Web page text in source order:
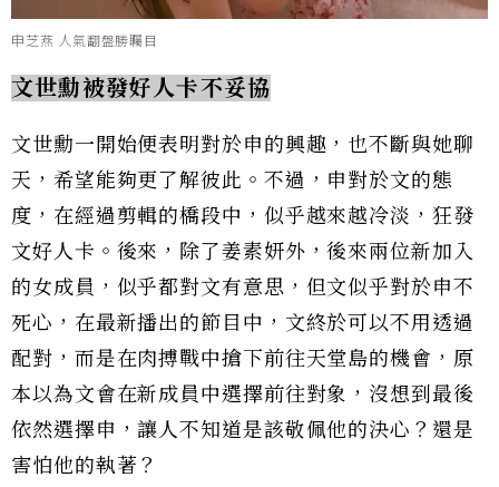
申芝燕 人氣翻盤勝矚目
文世勳被發好人卡不妥協
文世勳一開始便表明對於申的興趣，也不斷與她聊
天，希望能夠更了解彼此。不過，申對於文的態
度，在經過剪輯的橋段中，似乎越來越冷淡，狂發
文好人卡。後來，除了姜素妍外，後來兩位新加入
的女成員，似乎都對文有意思，但文似乎對於申不
死心，在最新播出的節目中，文終於可以不用透過
配對，而是在肉搏戰中搶下前往天堂島的機會，原
本以為文會在新成員中選擇前往對象，沒想到最後
依然選擇申，讓人不知道是該敬佩他的決心？還是
害怕他的執著？